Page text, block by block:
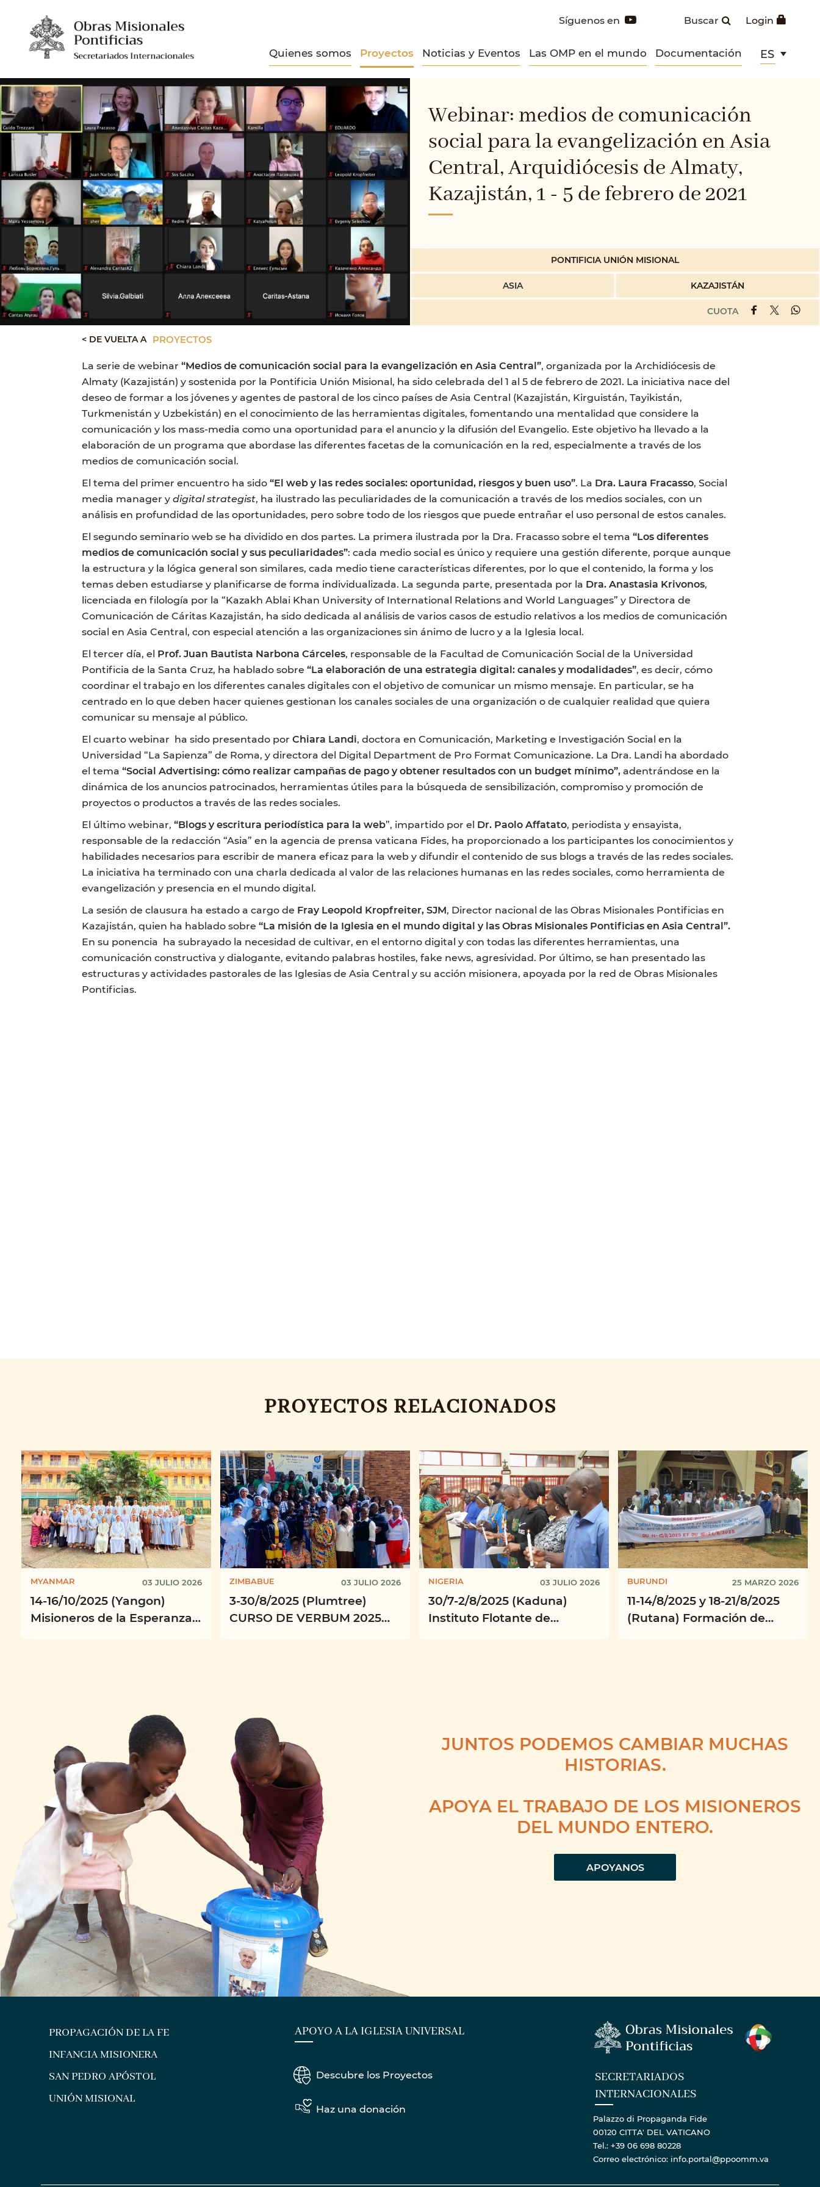
Login
Buscar
Síguenos en
Quienes somos Proyectos Noticias y Eventos Las OMP en el mundo Documentación ES
Webinar: medios de comunicación
social para la evangelización en Asia
Central, Arquidiócesis de Almaty,
Kazajistán, 1 - 5 de febrero de 2021
PONTIFICIA UNIÓN MISIONAL
ASIA KAZAJISTÁN
CUOTA
< DE VUELTA A PROYECTOS
La serie de webinar“Medios de comunicación social para la evangelización en Asia Central”, organizada por la Archidiócesis de
Almaty (Kazajistán) y sostenida por la Pontificia Unión Misional, ha sido celebrada del 1 al 5 de febrero de 2021. La iniciativa nace del
deseo de formar a los jóvenes y agentes de pastoral de los cinco países de Asia Central (Kazajistán, Kirguistán, Tayikistán,
Turkmenistán y Uzbekistán) en el conocimiento de las herramientas digitales, fomentando una mentalidad que considere la
comunicación y los mass-media como una oportunidad para el anuncio y la difusión del Evangelio. Este objetivo ha llevado a la
elaboración de un programa que abordase las diferentes facetas de la comunicación en la red, especialmente a través de los
medios de comunicación social.
El tema del primer encuentro ha sido“El web y las redes sociales: oportunidad, riesgos y buen uso”. La Dra. Laura Fracasso, Social
media manager ydigitalstrategist, ha ilustrado las peculiaridades de la comunicación a través de los medios sociales, con un
análisis en profundidad de las oportunidades, pero sobre todo de los riesgos que puede entrañar el uso personal de estos canales.
El segundo seminario web se ha dividido en dos partes. La primera ilustrada por la Dra. Fracasso sobre el tema“Los diferentes
medios de comunicación social y sus peculiaridades”: cada medio social es único y requiere una gestión diferente, porque aunque
la estructura y la lógica general son similares, cada medio tiene características diferentes, por lo que el contenido, la forma y los
temas deben estudiarse y planificarse de forma individualizada. La segunda parte, presentada por la Dra. Anastasia Krivonos,
licenciada en filología por la “Kazakh Ablai Khan University of International Relations and World Languages” y Directora de
Comunicación de Cáritas Kazajistán, ha sido dedicada al análisis de varios casos de estudio relativos a los medios de comunicación
social en Asia Central, con especial atención a las organizaciones sin ánimo de lucro y a la Iglesia local.
El tercer día, el Prof. Juan Bautista Narbona Cárceles, responsable de la Facultad de Comunicación Social de la Universidad
Pontificia de la Santa Cruz, ha hablado sobre“La elaboración de una estrategia digital: canales y modalidades”, es decir, cómo
coordinar el trabajo en los diferentes canales digitales con el objetivo de comunicar un mismo mensaje. En particular, se ha
centrado en lo que deben hacer quienes gestionan los canales sociales de una organización o de cualquier realidad que quiera
comunicar su mensaje al público.
El cuarto webinar ha sido presentado porChiara Landi, doctora en Comunicación, Marketing e Investigación Social en la
Universidad “La Sapienza” de Roma, y directora del Digital Department de Pro Format Comunicazione. La Dra. Landi ha abordado
el tema“Social Advertising: cómo realizar campañas de pago y obtener resultados con un budget mínimo”,adentrándose en la
dinámica de los anuncios patrocinados, herramientas útiles para la búsqueda de sensibilización, compromiso y promoción de
proyectos o productos a través de las redes sociales.
El último webinar,“Blogs y escritura periodística para la web”, impartido por el Dr. Paolo Affatato, periodista y ensayista,
responsable de la redacción “Asia” en la agencia de prensa vaticana Fides, ha proporcionado a los participantes los conocimientos y
habilidades necesarios para escribir de manera eficaz para la web y difundir el contenido de sus blogs a través de las redes sociales.
La iniciativa ha terminado con una charla dedicada al valor de las relaciones humanas en las redes sociales, como herramienta de
evangelización y presencia en el mundo digital.
La sesión de clausura ha estado a cargo de Fray Leopold Kropfreiter, SJM, Director nacional de las Obras Misionales Pontificias en
Kazajistán, quien ha hablado sobre“La misión de la Iglesia en el mundo digital y las Obras Misionales Pontificias en Asia Central”.
En su ponencia ha subrayado la necesidad de cultivar, en el entorno digital y con todas las diferentes herramientas, una
comunicación constructiva y dialogante, evitando palabras hostiles, fake news, agresividad. Por último, se han presentado las
estructuras y actividades pastorales de las Iglesias de Asia Central y su acción misionera, apoyada por la red de Obras Misionales
Pontificias.
PROYECTOS RELACIONADOS
MYANMAR 03 JULIO 2026
14-16/10/2025 (Yangon)
Misioneros de la Esperanza
ZIMBABUE 03 JULIO 2026
3-30/8/2025 (Plumtree)
CURSO DE VERBUM 2025
NIGERIA 03 JULIO 2026
30/7-2/8/2025 (Kaduna)
Instituto Flotante de
BURUNDI 25 MARZO 2026
11-14/8/2025 y 18-21/8/2025
(Rutana) Formación de
JUNTOS PODEMOS CAMBIAR MUCHAS
HISTORIAS.
APOYA EL TRABAJO DE LOS MISIONEROS
DEL MUNDO ENTERO.
APOYANOS
PROPAGACIÓN DE LA FE
INFANCIA MISIONERA
SAN PEDRO APÓSTOL
UNIÓN MISIONAL
APOYO A LA IGLESIA UNIVERSAL
Descubre los Proyectos
Haz una donación
SECRETARIADOS
INTERNACIONALES
Palazzo di Propaganda Fide
00120 CITTA' DEL VATICANO
Tel.: +39 06 698 80228
Correo electrónico: info.portal@ppoomm.va